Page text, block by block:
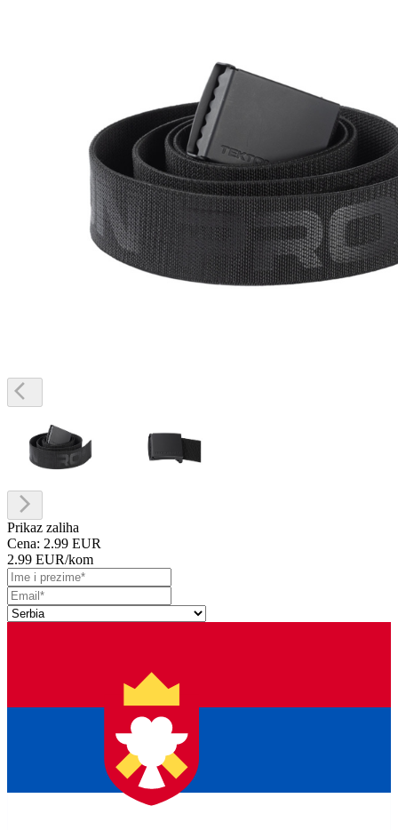
Prikaz zaliha
Cena: 2.99 EUR
2.99 EUR/kom